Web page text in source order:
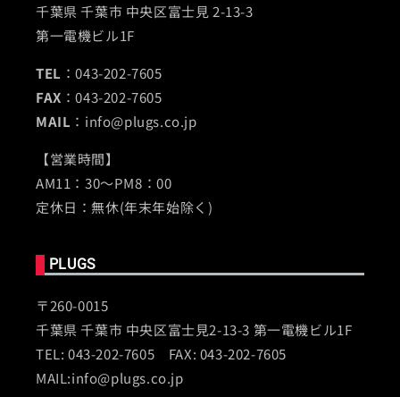
千葉県 千葉市 中央区富士見 2-13-3
第一電機ビル1F
TEL ：043-202-7605
FAX ：043-202-7605
MAIL ：info@plugs.co.jp
【営業時間】
AM11：30～PM8：00
定休日：無休(年末年始除く)
PLUGS
〒260-0015
千葉県 千葉市 中央区富士見2-13-3 第一電機ビル1F
TEL: 043-202-7605 FAX: 043-202-7605
MAIL:info@plugs.co.jp